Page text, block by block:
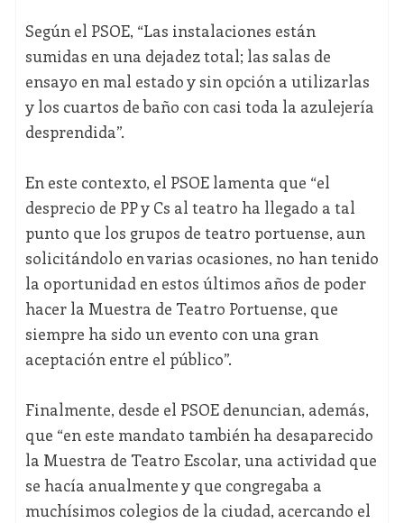
Según el PSOE, “Las instalaciones están
sumidas en una dejadez total; las salas de
ensayo en mal estado y sin opción a utilizarlas
y los cuartos de baño con casi toda la azulejería
desprendida”.
En este contexto, el PSOE lamenta que “el
desprecio de PP y Cs al teatro ha llegado a tal
punto que los grupos de teatro portuense, aun
solicitándolo en varias ocasiones, no han tenido
la oportunidad en estos últimos años de poder
hacer la Muestra de Teatro Portuense, que
siempre ha sido un evento con una gran
aceptación entre el público”.
Finalmente, desde el PSOE denuncian, además,
que “en este mandato también ha desaparecido
la Muestra de Teatro Escolar, una actividad que
se hacía anualmente y que congregaba a
muchísimos colegios de la ciudad, acercando el